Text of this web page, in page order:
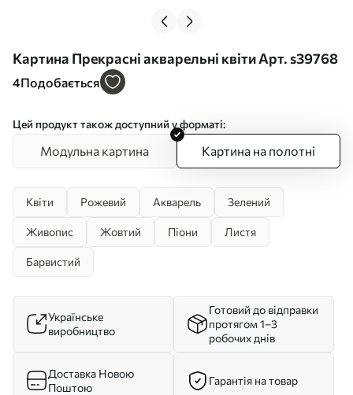
Картина Прекрасні акварельні квіти Арт. s39768
4Подобається
Цей продукт також доступний у форматі:
Модульна картина Картина на полотні
Квіти Рожевий Акварель Зелений
Живопис Жовтий Піони Листя
Барвистий
Українське
виробництво
Готовий до відправки
протягом 1–3
робочих днів
Доставка Новою
Поштою
Гарантія на товар